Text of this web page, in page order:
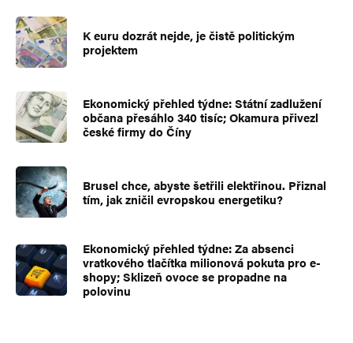
K euru dozrát nejde, je čistě politickým
projektem
Ekonomický přehled týdne: Státní zadlužení
občana přesáhlo 340 tisíc; Okamura přivezl
české firmy do Číny
Brusel chce, abyste šetřili elektřinou. Přiznal
tím, jak zničil evropskou energetiku?
Ekonomický přehled týdne: Za absenci
vratkového tlačítka milionová pokuta pro e-
shopy; Sklizeň ovoce se propadne na
polovinu